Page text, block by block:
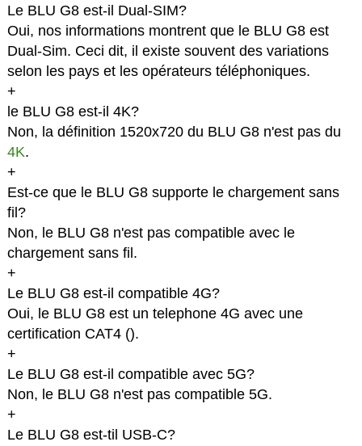
Le BLU G8 est-il Dual-SIM?
Oui, nos informations montrent que le BLU G8 est
Dual-Sim. Ceci dit, il existe souvent des variations
selon les pays et les opérateurs téléphoniques.
+
le BLU G8 est-il 4K?
Non, la définition 1520x720 du BLU G8 n'est pas du
4K.
+
Est-ce que le BLU G8 supporte le chargement sans
fil?
Non, le BLU G8 n'est pas compatible avec le
chargement sans fil.
+
Le BLU G8 est-il compatible 4G?
Oui, le BLU G8 est un telephone 4G avec une
certification CAT4 ().
+
Le BLU G8 est-il compatible avec 5G?
Non, le BLU G8 n'est pas compatible 5G.
+
Le BLU G8 est-til USB-C?